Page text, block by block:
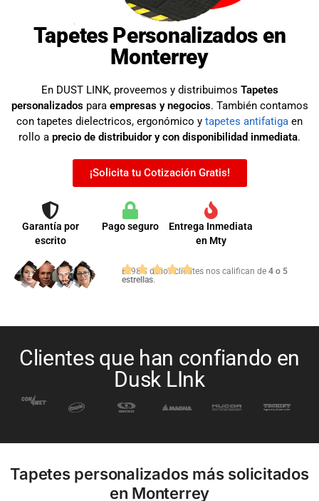
Tapetes Personalizados en
Monterrey
En DUST LINK, proveemos y distribuimos Tapetes
personalizados para empresas y negocios. También contamos
con tapetes dielectricos, ergonómico y tapetes antifatiga en
rollo a precio de distribuidor y con disponibilidad inmediata.
¡Solicita tu Cotización Gratis!
Garantía por
escrito
Pago seguro
Entrega Inmediata
en Mty
El 98% de los clientes nos califican de4 o 5
estrellas.
Clientes que han confiando en
Dusk LInk
Tapetes personalizados más solicitados
en Monterrey